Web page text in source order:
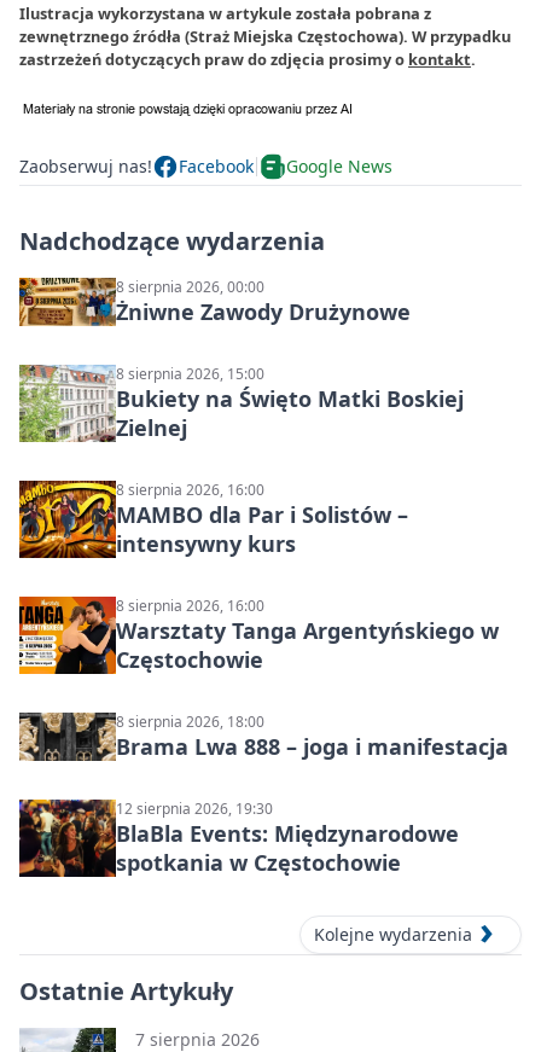
Ilustracja wykorzystana w artykule została pobrana z
zewnętrznego źródła (Straż Miejska Częstochowa). W przypadku
zastrzeżeń dotyczących praw do zdjęcia prosimy o kontakt.
Zaobserwuj nas! Facebook Google News
Nadchodzące wydarzenia
8 sierpnia 2026, 00:00
Żniwne Zawody Drużynowe
8 sierpnia 2026, 15:00
Bukiety na Święto Matki Boskiej
Zielnej
8 sierpnia 2026, 16:00
MAMBO dla Par i Solistów –
intensywny kurs
8 sierpnia 2026, 16:00
Warsztaty Tanga Argentyńskiego w
Częstochowie
8 sierpnia 2026, 18:00
Brama Lwa 888 – joga i manifestacja
12 sierpnia 2026, 19:30
BlaBla Events: Międzynarodowe
spotkania w Częstochowie
Kolejne wydarzenia
Ostatnie Artykuły
7 sierpnia 2026